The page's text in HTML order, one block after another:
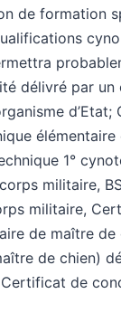
de formation
délivré par un
1°
militaire,
militaire,
de maître de
de chien)
de